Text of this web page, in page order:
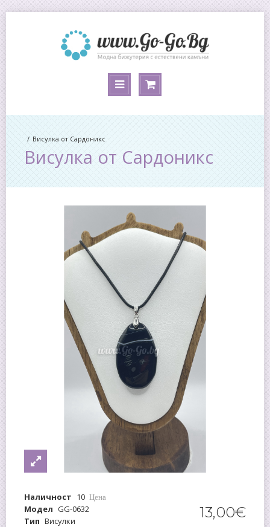
Висулка от Сардоникс
Висулка от Сардоникс
Наличност 10
Модел GG-0632
Тип Висулки
Цена
13,00€